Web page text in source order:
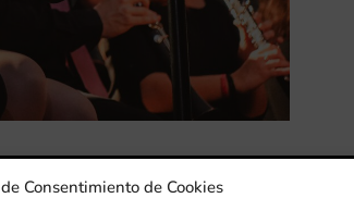
Consentimiento de Cookies
artístico y pedagógico destinado a